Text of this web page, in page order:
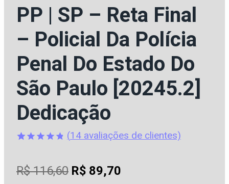
PP | SP – Reta Final
– Policial Da Polícia
Penal Do Estado Do
São Paulo [20245.2]
Dedicação
de 5, com
baseado
(14 avaliações de clientes)
R$116,60 O
R$ 89,70